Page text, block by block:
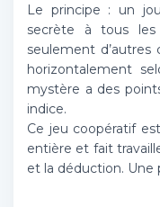
Le principe : un
secrète à tous les
seulement d’autres
horizontalement
mystère a des
indice.
Ce jeu coopératif
entière et fait
et la déduction. Une